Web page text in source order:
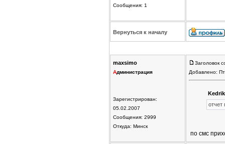
Сообщения: 1
Вернуться к началу
maxsimo
Администрация
Зарегистрирован:
05.02.2007
Сообщения: 2999
Откуда: Минск
Заголовок
Добавлено:
отчет
по смс